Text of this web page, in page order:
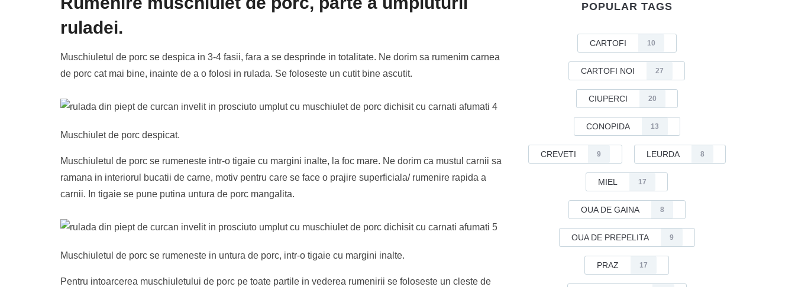
ruladei.
Muschiuletul de porc se despica in 3-4 fasii, fara a se desprinde in totalitate. Ne dorim sa rumenim carnea
de porc cat mai bine, inainte de a o folosi in rulada. Se foloseste un cutit bine ascutit.
Muschiulet de porc despicat.
Muschiuletul de porc se rumeneste intr-o tigaie cu margini inalte, la foc mare. Ne dorim ca mustul carnii sa
ramana in interiorul bucatii de carne, motiv pentru care se face o prajire superficiala/ rumenire rapida a
carnii. In tigaie se pune putina untura de porc mangalita.
Muschiuletul de porc se rumeneste in untura de porc, intr-o tigaie cu margini inalte.
Pentru intoarcerea muschiuletului de porc pe toate partile in vederea rumenirii se foloseste un cleste de
POPULAR TAGS
CARTOFI 10
CARTOFI NOI 27
CIUPERCI 20
CONOPIDA 13
CREVETI 9 LEURDA 8
MIEL 17
OUA DE GAINA 8
OUA DE PREPELITA 9
PRAZ 17